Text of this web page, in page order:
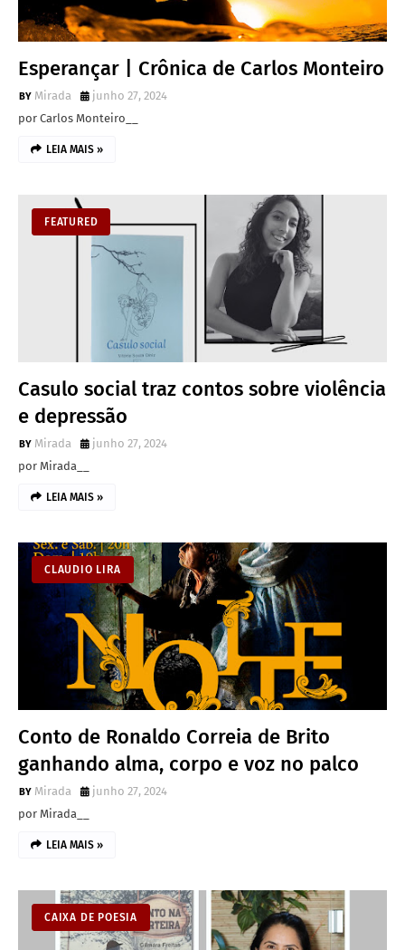
Esperançar | Crônica de Carlos Monteiro
Mirada
junho 27, 2024
por Carlos Monteiro__
LEIA MAIS »
FEATURED
Casulo social traz contos sobre violência
e depressão
Mirada
junho 27, 2024
por Mirada__
LEIA MAIS »
CLAUDIO LIRA
Conto de Ronaldo Correia de Brito
ganhando alma, corpo e voz no palco
Mirada
junho 27, 2024
por Mirada__
LEIA MAIS »
CAIXA DE POESIA